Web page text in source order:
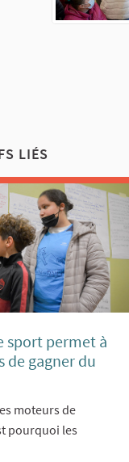
LIÉS
sport permet à
de gagner du
moteurs de
pourquoi les